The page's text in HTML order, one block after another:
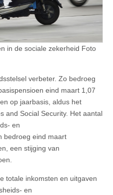
in de sociale zekerheid Foto
verbeter. Zo bedroeg
eind maart 1,07
op jaarbasis, aldus het
and Social Security. Het aantal
en
bedroeg eind maart
een stijging van
totale inkomsten en uitgaven
en